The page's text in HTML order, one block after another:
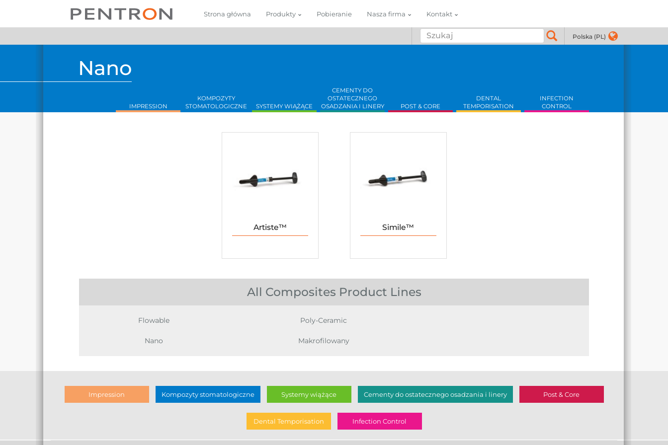
Strona główna Produkty Pobieranie Nasza firma Kontakt
Polska (PL)
Nano
IMPRESSION
KOMPOZYTY
STOMATOLOGICZNE
SYSTEMY WIĄŻĄCE
CEMENTY DO
OSTATECZNEGO
OSADZANIA I LINERY
POST & CORE
DENTAL
TEMPORISATION
INFECTION
CONTROL
Artiste™ Simile™
All Composites Product Lines
Flowable
Nano
Poly-Ceramic
Makrofilowany
Impression Kompozyty stomatologiczne Systemy wiążące Cementy do ostatecznego osadzania i linery Post & Core
Dental Temporisation Infection Control